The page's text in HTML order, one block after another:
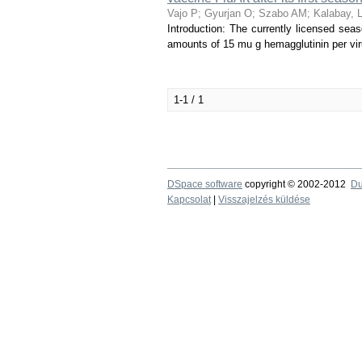
Vajo P; Gyurjan O; Szabo AM ; Kalabay,
Introduction: The currently licensed
amounts of 15 mu g hemagglutinin per
1-1 / 1
DSpace software copyright © 2002-2012
Kapcsolat| Visszajelzés küldése